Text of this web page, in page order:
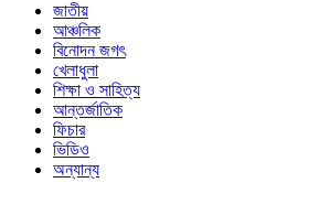
জাতীয়
আঞ্চলিক
বিনোদন জগৎ
খেলাধুলা
শিক্ষা ও সাহিত্য
আন্তর্জাতিক
ফিচার
ভিডিও
অন্যান্য